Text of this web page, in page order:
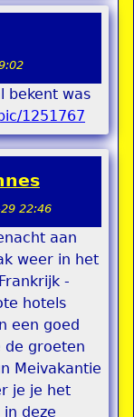
bekent was
1251767
22:46
aan
weer in het
-
hotels
een goed
de groeten
Meivakantie
je je het
deze